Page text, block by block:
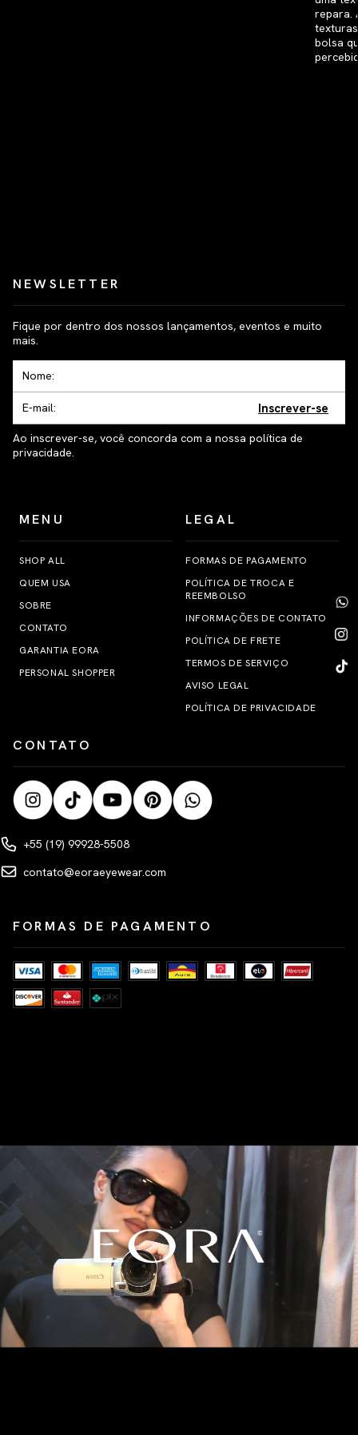
NEWSLETTER
Fique por dentro dos nossos lançamentos, eventos e muito
mais.
Inscrever-se
Ao inscrever-se, você concorda com a nossa política de
privacidade.
MENU
SHOP ALL
QUEM USA
SOBRE
CONTATO
GARANTIA EORA
PERSONAL SHOPPER
LEGAL
FORMAS DE PAGAMENTO
POLÍTICA DE TROCA E
REEMBOLSO
INFORMAÇÕES DE CONTATO
POLÍTICA DE FRETE
TERMOS DE SERVIÇO
AVISO LEGAL
POLÍTICA DE PRIVACIDADE
CONTATO
+55 (19) 99928-5508
contato@eoraeyewear.com
FORMAS DE PAGAMENTO